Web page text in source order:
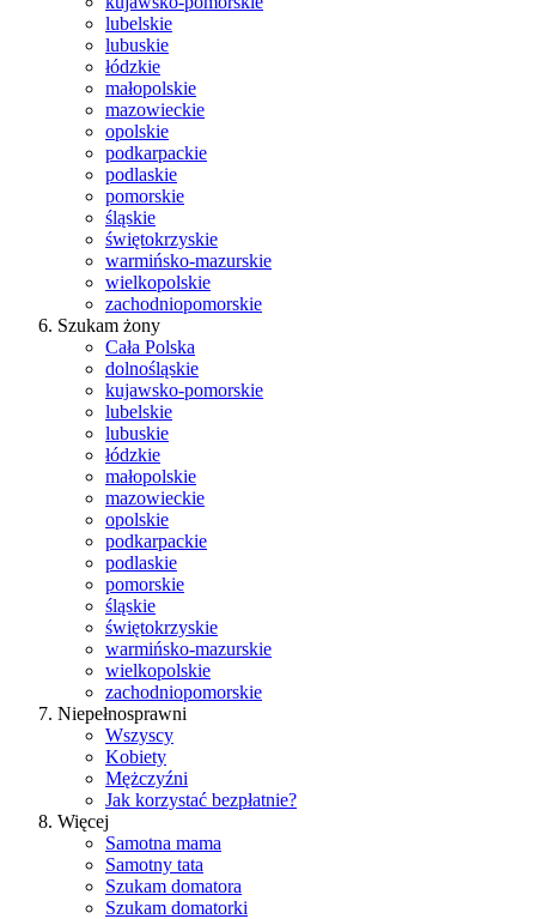
lubelskie
lubuskie
łódzkie
małopolskie
mazowieckie
opolskie
podkarpackie
podlaskie
pomorskie
śląskie
świętokrzyskie
warmińsko-mazurskie
wielkopolskie
zachodniopomorskie
Szukam żony
Cała Polska
dolnośląskie
kujawsko-pomorskie
lubelskie
lubuskie
łódzkie
małopolskie
mazowieckie
opolskie
podkarpackie
podlaskie
pomorskie
śląskie
świętokrzyskie
warmińsko-mazurskie
wielkopolskie
zachodniopomorskie
Niepełnosprawni
Wszyscy
Kobiety
Mężczyźni
Jak korzystać bezpłatnie?
Więcej
Samotna mama
Samotny tata
Szukam domatora
Szukam domatorki